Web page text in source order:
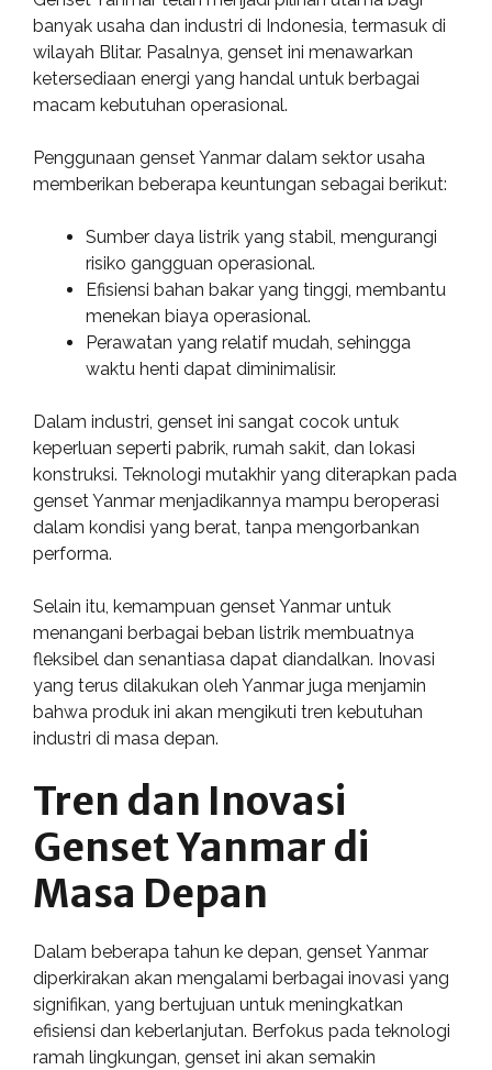
banyak usaha dan industri di Indonesia, termasuk di
wilayah Blitar. Pasalnya, genset ini menawarkan
ketersediaan energi yang handal untuk berbagai
macam kebutuhan operasional.
Penggunaan genset Yanmar dalam sektor usaha
memberikan beberapa keuntungan sebagai berikut:
Sumber daya listrik yang stabil, mengurangi
risiko gangguan operasional.
Efisiensi bahan bakar yang tinggi, membantu
menekan biaya operasional.
Perawatan yang relatif mudah, sehingga
waktu henti dapat diminimalisir.
Dalam industri, genset ini sangat cocok untuk
keperluan seperti pabrik, rumah sakit, dan lokasi
konstruksi. Teknologi mutakhir yang diterapkan pada
genset Yanmar menjadikannya mampu beroperasi
dalam kondisi yang berat, tanpa mengorbankan
performa.
Selain itu, kemampuan genset Yanmar untuk
menangani berbagai beban listrik membuatnya
fleksibel dan senantiasa dapat diandalkan. Inovasi
yang terus dilakukan oleh Yanmar juga menjamin
bahwa produk ini akan mengikuti tren kebutuhan
industri di masa depan.
Tren dan Inovasi
Genset Yanmar di
Masa Depan
Dalam beberapa tahun ke depan, genset Yanmar
diperkirakan akan mengalami berbagai inovasi yang
signifikan, yang bertujuan untuk meningkatkan
efisiensi dan keberlanjutan. Berfokus pada teknologi
ramah lingkungan, genset ini akan semakin